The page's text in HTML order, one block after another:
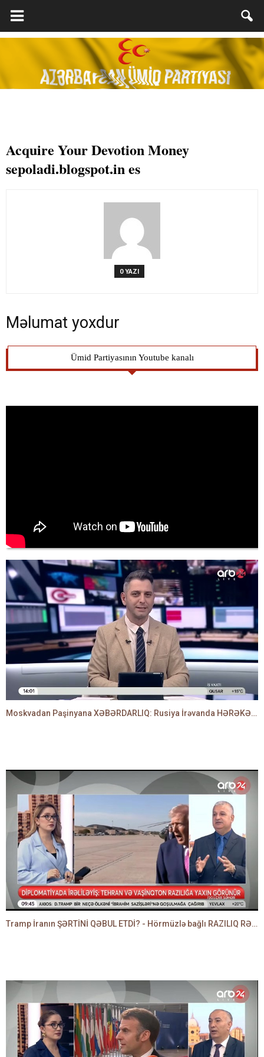
Acquire Your Devotion Money
sepoladi.blogspot.in es
0 YAZI
Məlumat yoxdur
Ümid Partiyasının Youtube kanalı
Moskvadan Paşinyana XƏBƏRDARLIQ: Rusiya İrəvanda HƏRƏKƏTƏ KEÇDİ - TAMİLLA QULAMİ danışır
Tramp İranın ŞƏRTİNİ QƏBUL ETDİ? - Hörmüzlə bağlı RAZILIQ RƏSMƏN AÇIQLANIR -BAKİR HƏDƏNBƏYLİ danışır